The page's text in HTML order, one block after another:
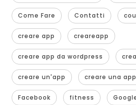
Come Fare Contatti
creare app creareapp
creare app da wordpress
creare un'app creare una app
Facebook fitness